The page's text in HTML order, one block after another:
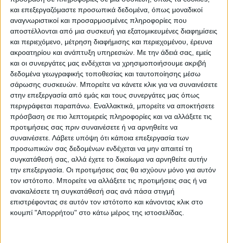
και επεξεργαζόμαστε προσωπικά δεδομένα, όπως μοναδικοί
αναγνωριστικοί και προσαρμοσμένες πληροφορίες που
αποστέλλονται από μια συσκευή για εξατομικευμένες διαφημίσεις
και περιεχόμενο, μέτρηση διαφήμισης και περιεχομένου, έρευνα
ακροατηρίου και ανάπτυξη υπηρεσιών. Με την άδειά σας, εμείς
και οι συνεργάτες μας ενδέχεται να χρησιμοποιήσουμε ακριβή
δεδομένα γεωγραφικής τοποθεσίας και ταυτοποίησης μέσω
σάρωσης συσκευών. Μπορείτε να κάνετε κλικ για να συναινέσετε
στην επεξεργασία από εμάς και τους συνεργάτες μας όπως
περιγράφεται παραπάνω. Εναλλακτικά, μπορείτε να αποκτήσετε
πρόσβαση σε πιο λεπτομερείς πληροφορίες και να αλλάξετε τις
προτιμήσεις σας πριν συναινέσετε ή να αρνηθείτε να
συναινέσετε. Λάβετε υπόψη ότι κάποια επεξεργασία των
προσωπικών σας δεδομένων ενδέχεται να μην απαιτεί τη
συγκατάθεσή σας, αλλά έχετε το δικαίωμα να αρνηθείτε αυτήν
την επεξεργασία. Οι προτιμήσεις σας θα ισχύουν μόνο για αυτόν
τον ιστότοπο. Μπορείτε να αλλάξετε τις προτιμήσεις σας ή να
ανακαλέσετε τη συγκατάθεσή σας ανά πάσα στιγμή
επιστρέφοντας σε αυτόν τον ιστότοπο και κάνοντας κλικ στο
κουμπί "Απορρήτου" στο κάτω μέρος της ιστοσελίδας.
(@EuroLeague)May 3, 2023
Τελευταίες Ειδήσεις Σήμερα
Ακολούθησε την εφημερίδα ΝΕΟΣ
ΑΓΩΝ στο Google News!
Όλες οι εξελίξεις στην περιοχή της
Καρδίτσας και ευρύτερα της Θεσσαλίας
ΠΡΟΗΓΟΥΜΕΝΟ ΑΡΘΡΟ
Φορέας Διαχείρισης
Τουριστικού Προορισμού
συστήνεται στην Π.Ε.
Καρδίτσας
ΕΠΟΜΕΝΟ ΑΡΘΡΟ
Την Δευτέρα στη Λάρισα ο
Νίκος Ανδρουλάκης